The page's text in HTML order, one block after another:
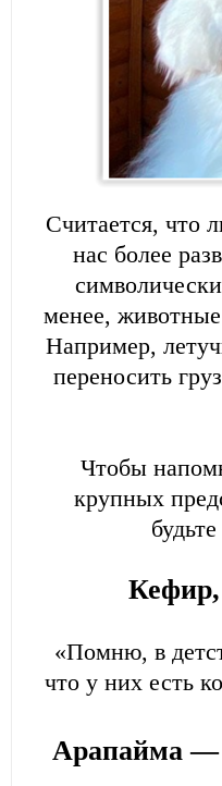
Считается, что
нас более
менее,
Например,
переносить
Чтобы
крупных
Кефир,
«Помню, в
что у них есть
Арапайма —